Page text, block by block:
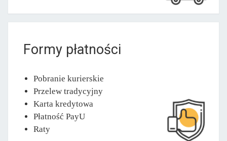
Formy płatności
Pobranie kurierskie
Przelew tradycyjny
Karta kredytowa
Płatność PayU
Raty